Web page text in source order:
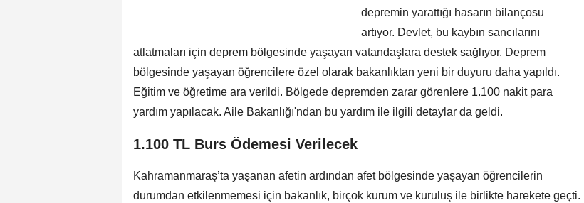
depremin yarattığı hasarın bilançosu
artıyor. Devlet, bu kaybın sancılarını
atlatmaları için deprem bölgesinde yaşayan vatandaşlara destek sağlıyor. Deprem
bölgesinde yaşayan öğrencilere özel olarak bakanlıktan yeni bir duyuru daha yapıldı.
Eğitim ve öğretime ara verildi. Bölgede depremden zarar görenlere 1.100 nakit para
yardım yapılacak. Aile Bakanlığı'ndan bu yardım ile ilgili detaylar da geldi.
1.100 TL Burs Ödemesi Verilecek
Kahramanmaraş’ta yaşanan afetin ardından afet bölgesinde yaşayan öğrencilerin
durumdan etkilenmemesi için bakanlık, birçok kurum ve kuruluş ile birlikte harekete geçti.